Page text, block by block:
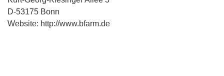
D-53175 Bonn
Website: http://www.bfarm.de